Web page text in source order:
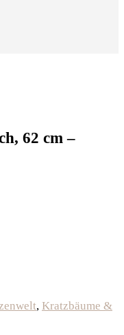
62 cm –
, Kratzbäume &